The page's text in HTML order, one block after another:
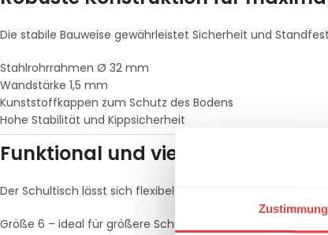
Zustimmung
Die stabile Bauweise gewährleistet Sicherheit und
Stahlrohrrahmen Ø 32 mm
Wandstärke 1,5 mm
Kunststoffkappen zum Schutz des Bodens
Hohe Stabilität und Kippsicherheit
Funktional und vielseitig einsetzbar
Der Schultisch lässt sich flexibel in unterschiedliche
Größe 6 – ideal für größere Schüler